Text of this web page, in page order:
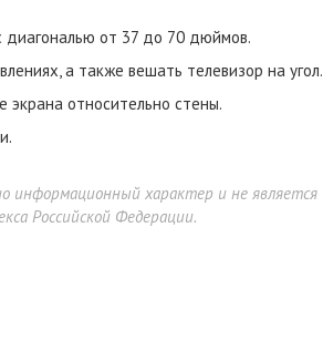
диагональю от 37 до 70 дюймов.
а также вешать телевизор на угол.
экрана относительно стены.
информационный характер и не является
Российской Федерации.